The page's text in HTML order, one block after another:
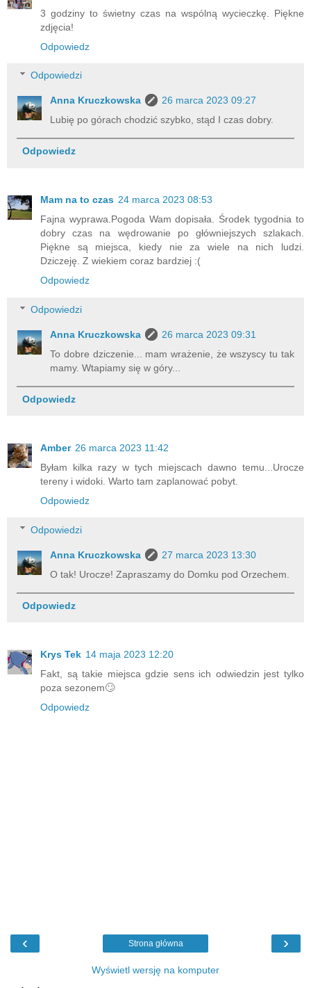
3 godziny to świetny czas na wspólną wycieczkę. Piękne
zdjęcia!
Odpowiedz
Odpowiedzi
Anna Kruczkowska
26 marca 2023 09:27
Lubię po górach chodzić szybko, stąd I czas dobry.
Odpowiedz
Mam na to czas 24 marca 2023 08:53
Fajna wyprawa.Pogoda Wam dopisała. Środek tygodnia to
dobry czas na wędrowanie po główniejszych szlakach.
Piękne są miejsca, kiedy nie za wiele na nich ludzi.
Dziczeję. Z wiekiem coraz bardziej :(
Odpowiedz
Odpowiedzi
Anna Kruczkowska
26 marca 2023 09:31
To dobre dziczenie... mam wrażenie, że wszyscy tu tak
mamy. Wtapiamy się w góry...
Odpowiedz
Amber 26 marca 2023 11:42
Byłam kilka razy w tych miejscach dawno temu...Urocze
tereny i widoki. Warto tam zaplanować pobyt.
Odpowiedz
Odpowiedzi
Anna Kruczkowska
27 marca 2023 13:30
O tak! Urocze! Zapraszamy do Domku pod Orzechem.
Odpowiedz
Krys Tek 14 maja 2023 12:20
Fakt, są takie miejsca gdzie sens ich odwiedzin jest tylko
poza sezonem🙄
Odpowiedz
‹ ›
Strona główna
Wyświetl wersję na komputer